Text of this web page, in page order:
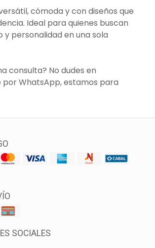
cómoda y con diseños que
Ideal para quienes buscan
y personalidad en una sola
consulta? No dudes en
WhatsApp, estamos para
SOCIALES